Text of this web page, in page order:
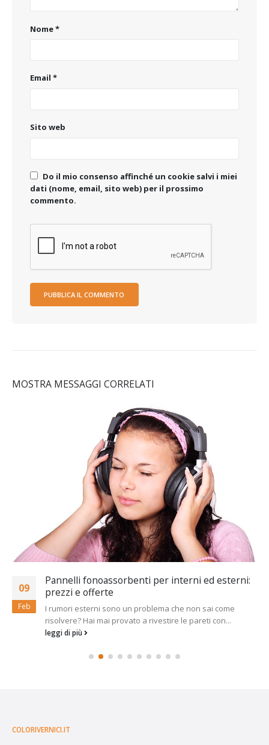
Nome*
Email *
Sito web
Do il mio consenso affinché un cookie salvi i miei
dati (nome, email, sito web) per il prossimo
commento.
MOSTRA MESSAGGI CORRELATI
09
Feb
Pannelli fonoassorbenti per interni ed esterni:
prezzi e offerte
I rumori esterni sono un problema che non sai come
risolvere? Hai mai provato a rivestire le pareti con...
leggi di più
COLORIVERNICI.IT